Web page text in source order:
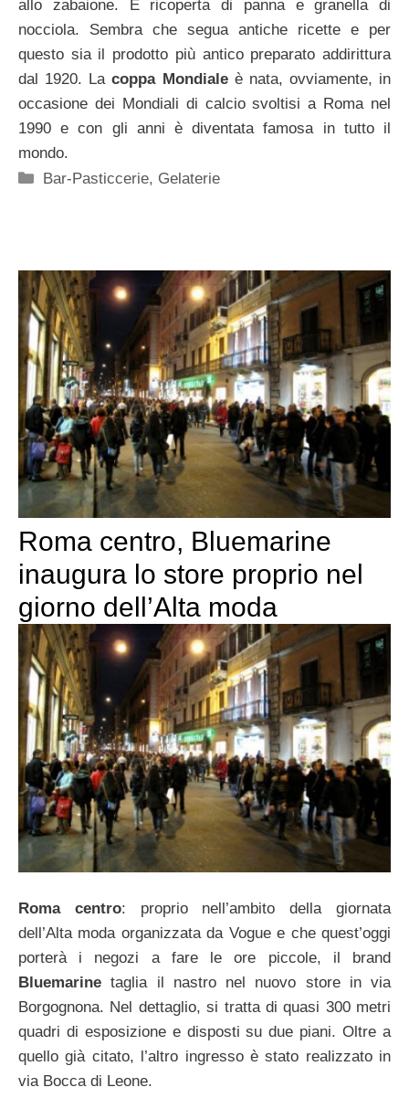
allo zabaione. È ricoperta di panna e granella di
nocciola. Sembra che segua antiche ricette e per
questo sia il prodotto più antico preparato addirittura
dal 1920. Lacoppa Mondialeè nata, ovviamente, in
occasione dei Mondiali di calcio svoltisi a Roma nel
1990 e con gli anni è diventata famosa in tutto il
mondo.
Categorie
Bar-Pasticcerie, Gelaterie
Roma centro, Bluemarine
inaugura lo store proprio nel
giorno dell’Alta moda
Roma centro: proprio nell’ambito della giornata
dell’Alta moda organizzata da Vogue e che quest’oggi
porterà i negozi a fare le ore piccole, il brand
Bluemarine taglia il nastro nel nuovo store in via
Borgognona. Nel dettaglio, si tratta di quasi 300 metri
quadri di esposizione e disposti su due piani. Oltre a
quello già citato, l’altro ingresso è stato realizzato in
via Bocca di Leone.